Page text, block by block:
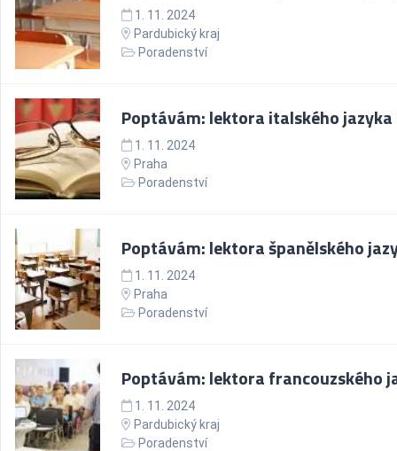
1. 11. 2024
Pardubický kraj
Poradenství
Poptávám: lektora italského jazyka
1. 11. 2024
Praha
Poradenství
Poptávám: lektora španělského
1. 11. 2024
Praha
Poradenství
Poptávám: lektora francouzského
1. 11. 2024
Pardubický kraj
Poradenství